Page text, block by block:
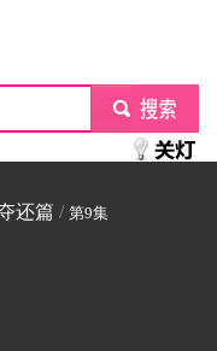
submit
还篇 / 第9集